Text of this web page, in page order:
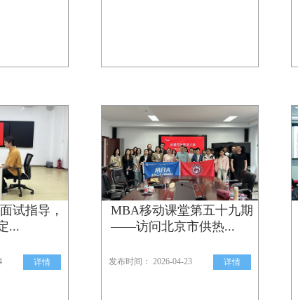
试指导，
...
详情
MBA移动课堂第五十九期
——访问北京市供热...
发布时间： 2026-04-23 详情